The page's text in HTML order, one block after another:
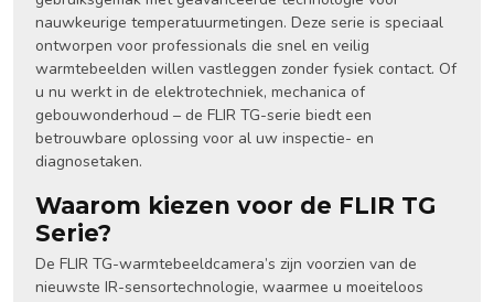
nauwkeurige temperatuurmetingen. Deze serie is speciaal
ontworpen voor professionals die snel en veilig
warmtebeelden willen vastleggen zonder fysiek contact. Of
u nu werkt in de elektrotechniek, mechanica of
gebouwonderhoud – de FLIR TG-serie biedt een
betrouwbare oplossing voor al uw inspectie- en
diagnosetaken.
Waarom kiezen voor de FLIR TG
Serie?
De FLIR TG-warmtebeeldcamera’s zijn voorzien van de
nieuwste IR-sensortechnologie, waarmee u moeiteloos